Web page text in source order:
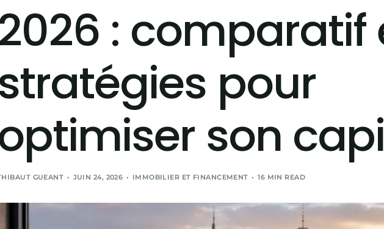
Projets Vendus
2026 : comparatif
pour
son
GUEANT JUIN 24, 2026 IMMOBILIER ET FINANCEMENT 16 MIN READ